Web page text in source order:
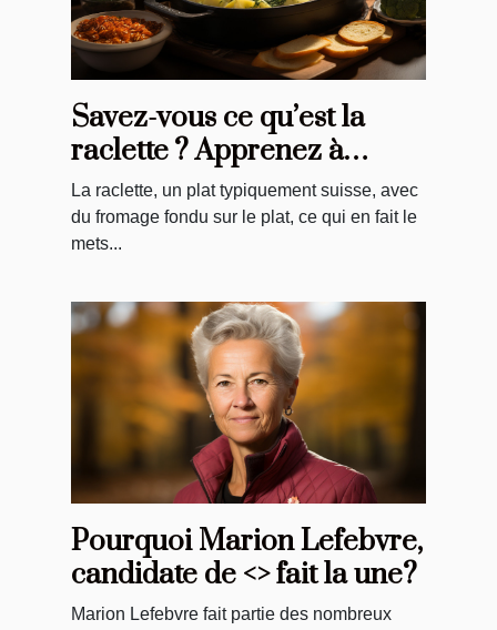
Savez-vous ce qu’est la
raclette ? Apprenez à
préparer ce plat
typiquement suisse.
La raclette, un plat typiquement suisse, avec
du fromage fondu sur le plat, ce qui en fait le
mets...
Pourquoi Marion Lefebvre,
candidate de <> fait la une?
Marion Lefebvre fait partie des nombreux